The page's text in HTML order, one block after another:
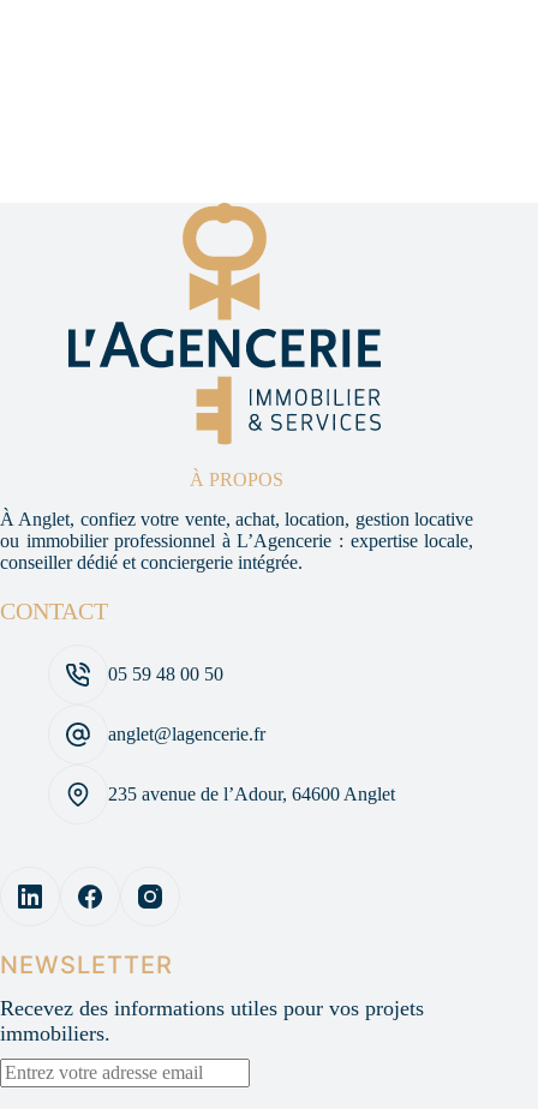
À PROPOS
À Anglet, confiez votre vente, achat, location, gestion locative
ou immobilier professionnel à L’Agencerie : expertise locale,
conseiller dédié et conciergerie intégrée.
CONTACT
05 59 48 00 50
anglet@lagencerie.fr
235 avenue de l’Adour, 64600 Anglet
NEWSLETTER
Recevez des informations utiles pour vos projets
immobiliers.